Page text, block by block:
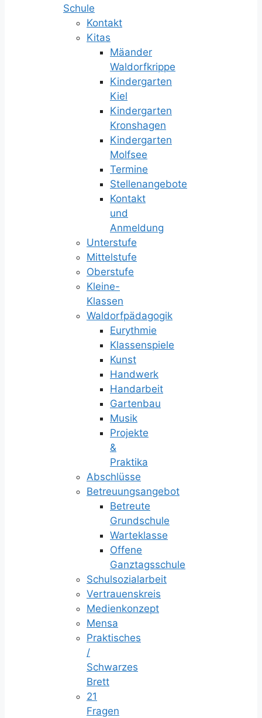
Schule
Kontakt
Kitas
Mäander
Waldorfkrippe
Kindergarten
Kiel
Kindergarten
Kronshagen
Kindergarten
Molfsee
Termine
Stellenangebote
Kontakt
und
Anmeldung
Unterstufe
Mittelstufe
Oberstufe
Kleine-
Klassen
Waldorfpädagogik
Eurythmie
Klassenspiele
Kunst
Handwerk
Handarbeit
Gartenbau
Musik
Projekte
&
Praktika
Abschlüsse
Betreuungsangebot
Betreute
Grundschule
Warteklasse
Offene
Ganztagsschule
Schulsozialarbeit
Vertrauenskreis
Medienkonzept
Mensa
Praktisches
/
Schwarzes
Brett
21
Fragen